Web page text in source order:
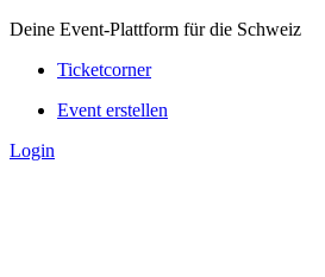
Deine Event-Plattform für die Schweiz
Ticketcorner
Event erstellen
Login